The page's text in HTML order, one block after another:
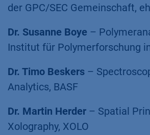
der GPC/SEC Gemeinschaft,
Dr. Susanne Boye –
Institut für Polymerforschung
Dr. Timo Beskers –
Analytics, BASF
Dr. Martin Herder – Spatial
Xolography, XOLO